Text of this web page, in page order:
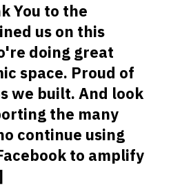
You to the
us on this
doing great
space. Proud of
we built. And look
the many
continue using
to amplify